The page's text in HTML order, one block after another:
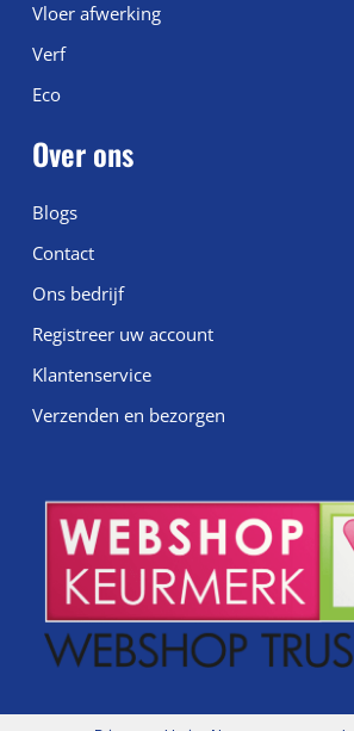
Vloer afwerking
Verf
Eco
Over ons
Blogs
Contact
Ons bedrijf
Registreer uw account
Klantenservice
Verzenden en bezorgen